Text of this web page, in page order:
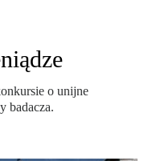
o unijne
badacza.